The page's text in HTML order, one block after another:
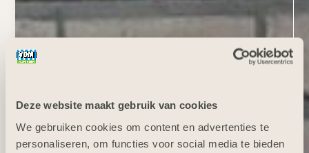
Deze website maakt gebruik van cookies
We gebruiken cookies om content en advertenties te
personaliseren, om functies voor social media te bieden